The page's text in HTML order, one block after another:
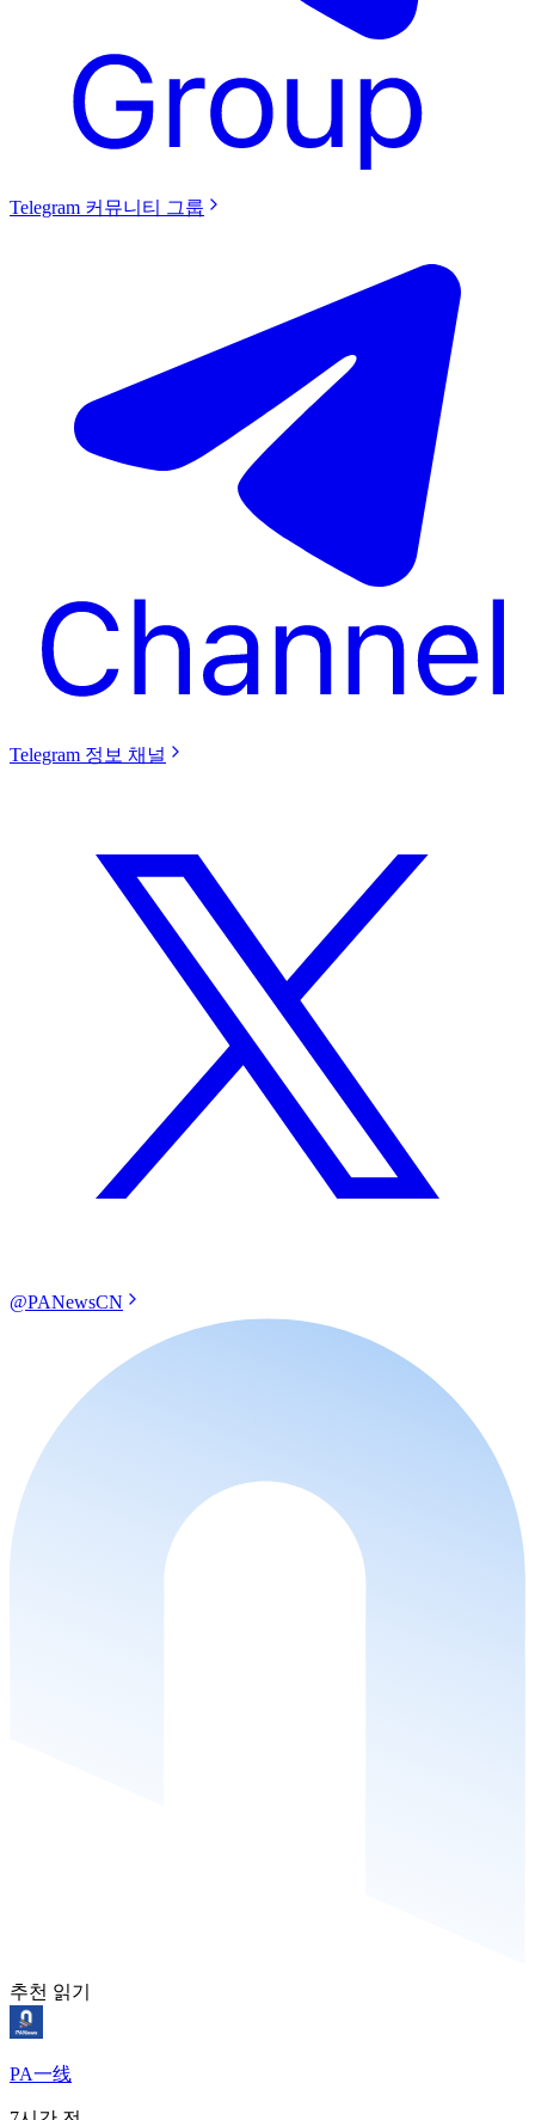
Telegram 커뮤니티 그룹
Telegram 정보 채널
@PANewsCN
추천 읽기
PA一线